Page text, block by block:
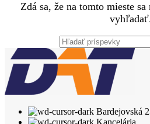
Zdá sa, že na tomto mieste
Bardejovská
Kancelária